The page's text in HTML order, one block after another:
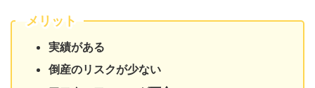
メリット
実績がある
倒産のリスクが少ない